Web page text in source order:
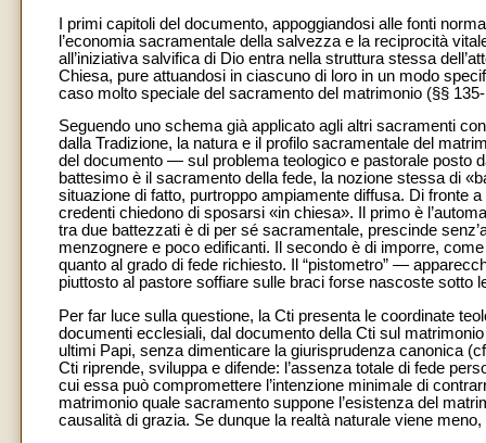
I primi capitoli del documento, appoggiandosi alle fonti
l’economia sacramentale della salvezza e la reciprocità
all’iniziativa salvifica di Dio entra nella struttura stessa
Chiesa, pure attuandosi in ciascuno di loro in un modo
caso molto speciale del sacramento del matrimonio (§§
Seguendo uno schema già applicato agli altri sacramenti
dalla Tradizione, la natura e il profilo sacramentale del
del documento — sul problema teologico e pastorale posto
battesimo è il sacramento della fede, la nozione stessa di
situazione di fatto, purtroppo ampiamente diffusa. Di fronte
credenti chiedono di sposarsi «in chiesa». Il primo è
tra due battezzati è di per sé sacramentale, prescinde
menzognere e poco edificanti. Il secondo è di imporre,
quanto al grado di fede richiesto. Il “pistometro” —
piuttosto al pastore soffiare sulle braci forse nascoste sotto
Per far luce sulla questione, la Cti presenta le coordinate
documenti ecclesiali, dal documento della Cti sul
ultimi Papi, senza dimenticare la giurisprudenza canonica
Cti riprende, sviluppa e difende: l’assenza totale di fede
cui essa può compromettere l’intenzione minimale di
matrimonio quale sacramento suppone l’esistenza del
causalità di grazia. Se dunque la realtà naturale viene